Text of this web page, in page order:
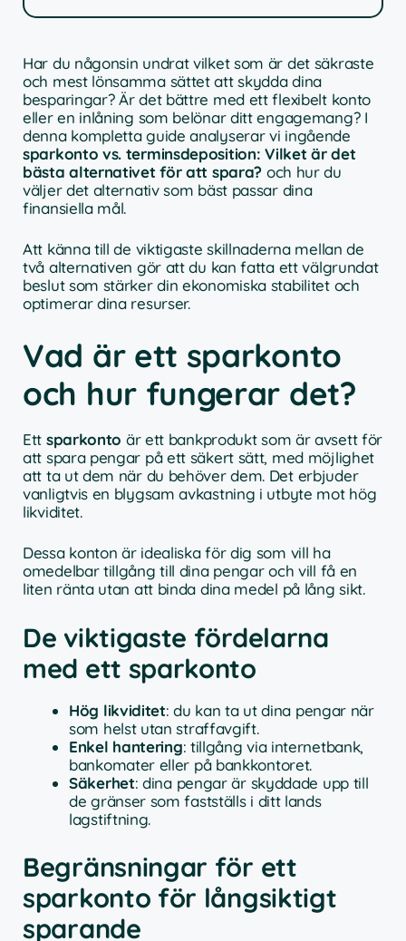
Har du någonsin undrat vilket som är det säkraste
och mest lönsamma sättet att skydda dina
besparingar? Är det bättre med ett flexibelt konto
eller en inlåning som belönar ditt engagemang? I
denna kompletta guide analyserar vi ingående
sparkonto vs. terminsdeposition: Vilket är det
bästa alternativet för att spara? och hur du
väljer det alternativ som bäst passar dina
finansiella mål.
Att känna till de viktigaste skillnaderna mellan de
två alternativen gör att du kan fatta ett välgrundat
beslut som stärker din ekonomiska stabilitet och
optimerar dina resurser.
Vad är ett sparkonto
och hur fungerar det?
Ett sparkonto är ett bankprodukt som är avsett för
att spara pengar på ett säkert sätt, med möjlighet
att ta ut dem när du behöver dem. Det erbjuder
vanligtvis en blygsam avkastning i utbyte mot hög
likviditet.
Dessa konton är idealiska för dig som vill ha
omedelbar tillgång till dina pengar och vill få en
liten ränta utan att binda dina medel på lång sikt.
De viktigaste fördelarna
med ett sparkonto
Hög likviditet: du kan ta ut dina pengar när
som helst utan straffavgift.
Enkel hantering: tillgång via internetbank,
bankomater eller på bankkontoret.
Säkerhet: dina pengar är skyddade upp till
de gränser som fastställs i ditt lands
lagstiftning.
Begränsningar för ett
sparkonto för långsiktigt
sparande